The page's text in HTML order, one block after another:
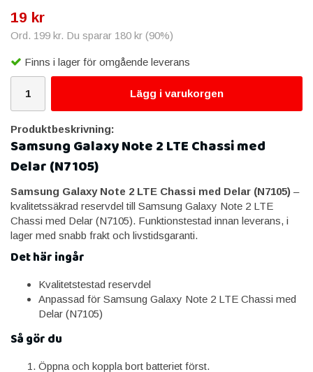
19 kr
Ord. 199 kr. Du sparar 180 kr (90%)
Finns i lager för omgående leverans
Lägg i varukorgen
Produktbeskrivning:
Samsung Galaxy Note 2 LTE Chassi med
Delar (N7105)
Samsung Galaxy Note 2 LTE Chassi med Delar (N7105) –
kvalitetssäkrad reservdel till Samsung Galaxy Note 2 LTE
Chassi med Delar (N7105). Funktionstestad innan leverans, i
lager med snabb frakt och livstidsgaranti.
Det här ingår
Kvalitetstestad reservdel
Anpassad för Samsung Galaxy Note 2 LTE Chassi med
Delar (N7105)
Så gör du
Öppna och koppla bort batteriet först.